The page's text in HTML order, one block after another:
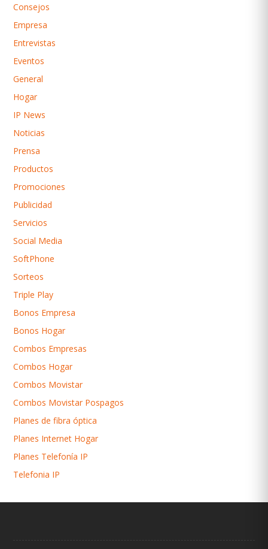
Consejos
Empresa
Entrevistas
Eventos
General
Hogar
IP News
Noticias
Prensa
Productos
Promociones
Publicidad
Servicios
Social Media
SoftPhone
Sorteos
Triple Play
Bonos Empresa
Bonos Hogar
Combos Empresas
Combos Hogar
Combos Movistar
Combos Movistar Pospagos
Planes de fibra óptica
Planes Internet Hogar
Planes Telefonía IP
Telefonia IP